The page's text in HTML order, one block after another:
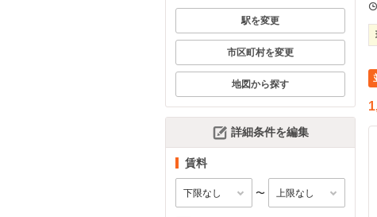
駅を変更
市区町村を変更
地図から探す
詳細条件を編集
賃料
〜